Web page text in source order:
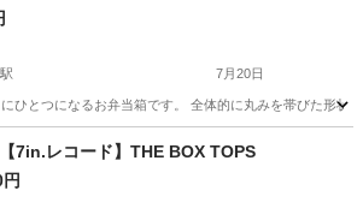
7月20日
ひとつになるお弁当箱です。 全体的に丸みを帯びた形
条駅 弁当箱
7in.レコード】THE BOX TOPS